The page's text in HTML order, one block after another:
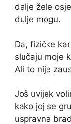
dalje žele
dulje mogu.
Da, fizičke
slučaju moje
Ali to nije
Još uvijek
kako joj se
uspravne